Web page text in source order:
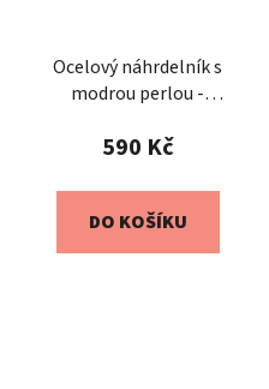
Ocelový náhrdelník s
modrou perlou -
590 Kč
DO KOŠÍKU